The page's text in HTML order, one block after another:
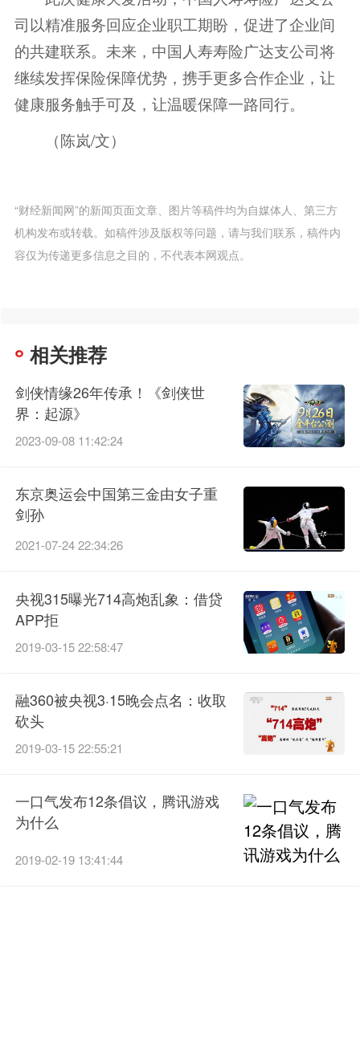
司以精准服务回应企业职工期盼，促进了企业间
的共建联系。未来，中国人寿寿险广达支公司将
继续发挥保险保障优势，携手更多合作企业，让
健康服务触手可及，让温暖保障一路同行。
（陈岚/文）
“财经新闻网”的新闻页面文章、图片等稿件均为自媒体人、第三方
机构发布或转载。如稿件涉及版权等问题，请与我们联系，稿件内
容仅为传递更多信息之目的，不代表本网观点。
相关推荐
剑侠情缘26年传承！《剑侠世
界：起源》
2023-09-08 11:42:24
东京奥运会中国第三金由女子重
剑孙
2021-07-24 22:34:26
央视315曝光714高炮乱象：借贷
APP拒
2019-03-15 22:58:47
融360被央视3·15晚会点名：收取
砍头
2019-03-15 22:55:21
一口气发布12条倡议，腾讯游戏
为什么
2019-02-19 13:41:44